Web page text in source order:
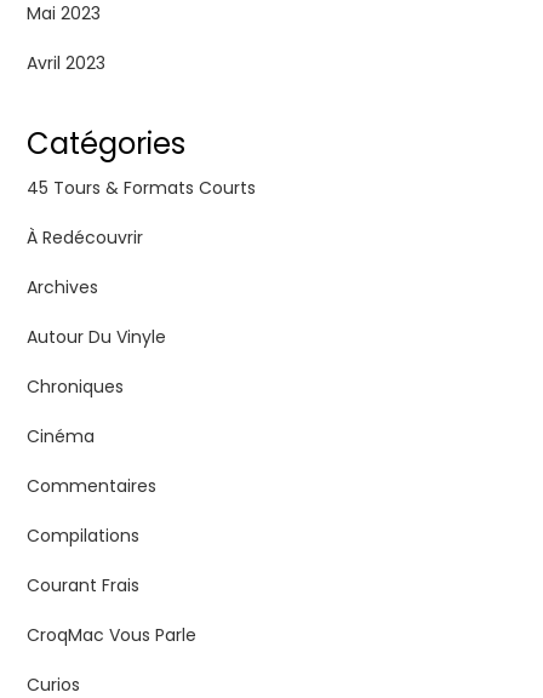
Mai 2023
Avril 2023
Catégories
45 Tours & Formats Courts
À Redécouvrir
Archives
Autour Du Vinyle
Chroniques
Cinéma
Commentaires
Compilations
Courant Frais
CroqMac Vous Parle
Curios